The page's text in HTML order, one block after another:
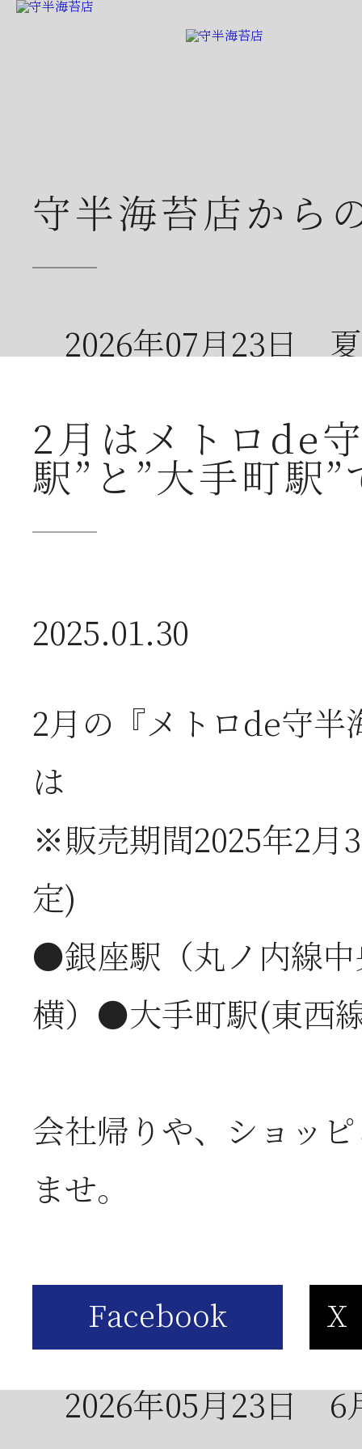
守半海苔店から
2026年07月23日
2026年07月23日
2026年07月08日
2026年07月01日
2026年06月28日
2026年06月05日
2026年06月03日
2026年05月23日
6
2026年05月23日
6
2月はメトロde
駅”と”大手町駅”
2025.01.30
2月の『メトロde守半
は
※販売期間2025年2月
定)
●銀座駅（丸ノ内線
横）●大手町駅(東西
会社帰りや、ショッ
ませ。